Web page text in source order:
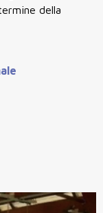
della